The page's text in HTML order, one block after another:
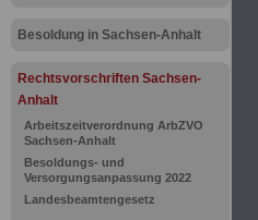
Besoldung in Sachsen-Anhalt
Rechtsvorschriften Sachsen-
Anhalt
Arbeitszeitverordnung ArbZVO
Sachsen-Anhalt
Besoldungs- und
Versorgungsanpassung 2022
Landesbeamtengesetz